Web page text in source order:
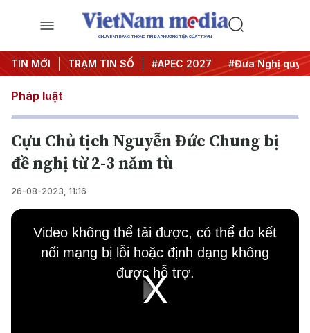
CHUYÊN TRANG THÔNG TIN ĐA PHƯƠNG TIỆN CỦA TTXVN
TIN MỚI TRẠM TIN SỐ
#Hội nghị Trung ương 3 #APEC 2027 #Đưa Nghị quyết
Pháp luật
Cựu Chủ tịch Nguyễn Đức Chung bị
đề nghị từ 2-3 năm tù
26-08-2023, 11:16
Play
This
window.
Video không thể tải được, có thể do kết
nối mạng bị lỗi hoặc định dạng không
được hỗ trợ.